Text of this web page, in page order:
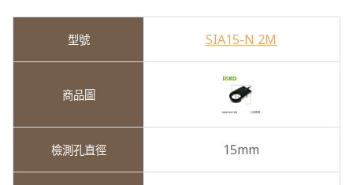
SIA15-N 2M
15mm